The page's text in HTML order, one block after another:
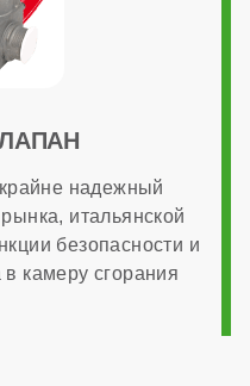
надежный
итальянской
безопасности и
камеру сгорания